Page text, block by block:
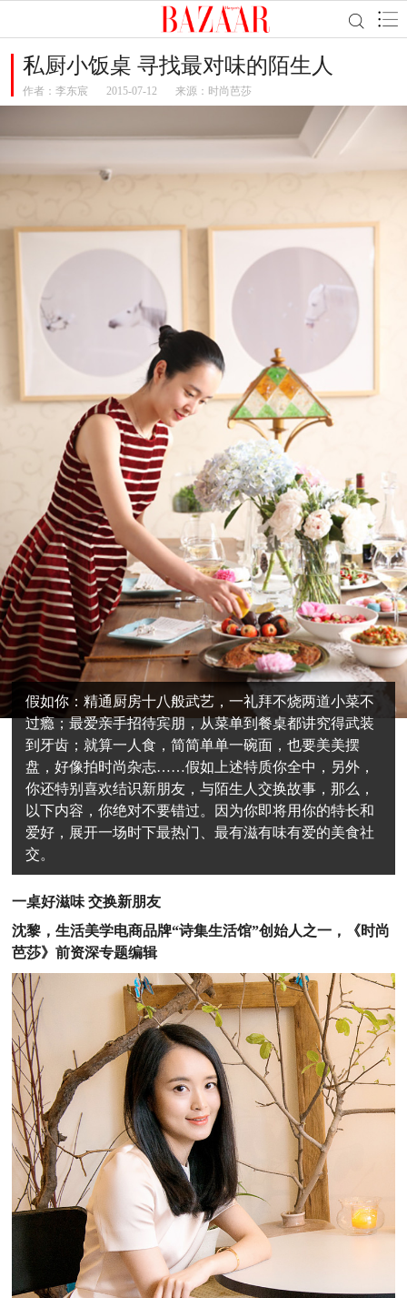
私厨小饭桌 寻找最对味的陌生人
作者： 李东宸 2015-07-12 来源：时尚芭莎
假如你：精通厨房十八般武艺，一礼拜不烧两道小菜不
过瘾；最爱亲手招待宾朋，从菜单到餐桌都讲究得武装
到牙齿；就算一人食，简简单单一碗面，也要美美摆
盘，好像拍时尚杂志……假如上述特质你全中，另外，
你还特别喜欢结识新朋友，与陌生人交换故事，那么，
以下内容，你绝对不要错过。因为你即将用你的特长和
爱好，展开一场时下最热门、最有滋有味有爱的美食社
交。
一桌好滋味 交换新朋友
沈黎，生活美学电商品牌“诗集生活馆”创始人之一，《时尚
芭莎》前资深专题编辑